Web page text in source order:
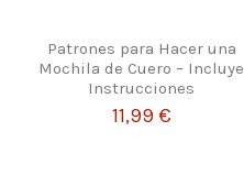
Patrones para Hacer una
Mochila de Cuero – Incluye
Instrucciones
11,99 €